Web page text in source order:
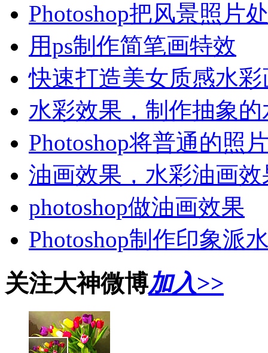
Photoshop把风景照片
用ps制作简笔画特效
快速打造美女质感水彩
水彩效果，制作抽象
Photoshop将普通的照
油画效果，水彩油画
photoshop做油画效果
Photoshop制作印象派
关注大神微博加入>>